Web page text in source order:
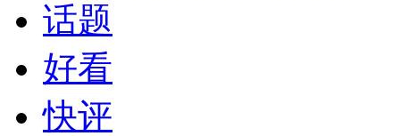
话题
好看
快评